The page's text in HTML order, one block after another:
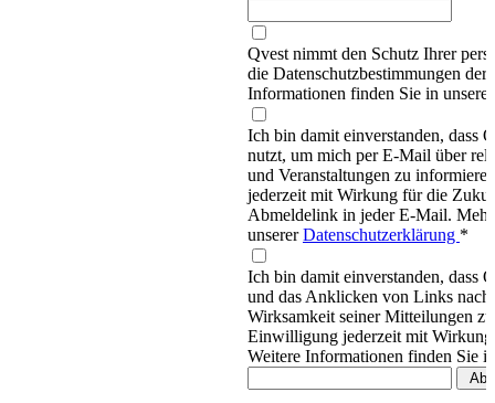
Qvest nimmt den Schutz Ihrer
die Datenschutzbestimmungen
Informationen finden Sie in
Ich bin damit einverstanden, dass
nutzt, um mich per E-Mail über
und Veranstaltungen zu
jederzeit mit Wirkung für die
Abmeldelink in jeder E-Mail.
unsererDatenschutzerklärung *
Ich bin damit einverstanden, dass
und das Anklicken von Links
Wirksamkeit seiner Mitteilungen
Einwilligung jederzeit mit
Weitere Informationen finden Sie